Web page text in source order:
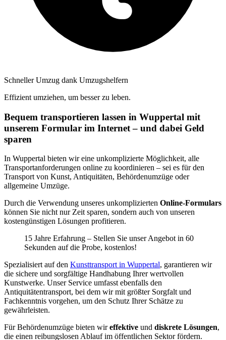
Schneller Umzug dank Umzugshelfern
Effizient umziehen, um besser zu leben.
Bequem transportieren lassen in Wuppertal mit
unserem Formular im Internet – und dabei Geld
sparen
In Wuppertal bieten wir eine unkomplizierte Möglichkeit, alle
Transportanforderungen online zu koordinieren – sei es für den
Transport von Kunst, Antiquitäten, Behördenumzüge oder
allgemeine Umzüge.
Durch die Verwendung unseres unkomplizierten Online-Formulars
können Sie nicht nur Zeit sparen, sondern auch von unseren
kostengünstigen Lösungen profitieren.
15 Jahre Erfahrung – Stellen Sie unser Angebot in 60
Sekunden auf die Probe, kostenlos!
Spezialisiert auf den Kunsttransport in Wuppertal, garantieren wir
die sichere und sorgfältige Handhabung Ihrer wertvollen
Kunstwerke. Unser Service umfasst ebenfalls den
Antiquitätentransport, bei dem wir mit größter Sorgfalt und
Fachkenntnis vorgehen, um den Schutz Ihrer Schätze zu
gewährleisten.
Für Behördenumzüge bieten wireffektive und diskrete Lösungen,
die einen reibungslosen Ablauf im öffentlichen Sektor fördern.